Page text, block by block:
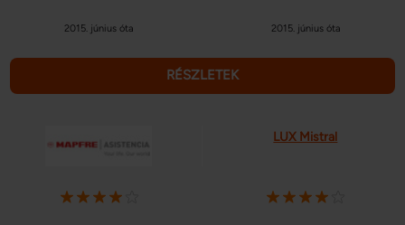
2015. június óta 2015. június óta
RÉSZLETEK
LUX Mistral